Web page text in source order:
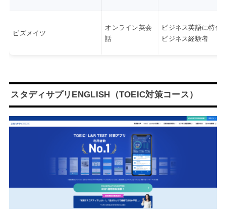
ビズメイツ
オンライン英会
話
ビジネス英語に特化
ビジネス経験者
スタディサプリENGLISH（TOEIC対策コース）